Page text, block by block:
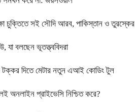
চুক্তিতে সই সৌদি আরব, পাকিস্তান ও তুরস্কের
যা বলছেন ভূতত্ত্ববিদরা
দিতে মেটার নতুন এআই কোডিং টুল
অনলাইন প্রাইভেসি নিশ্চিত করে?